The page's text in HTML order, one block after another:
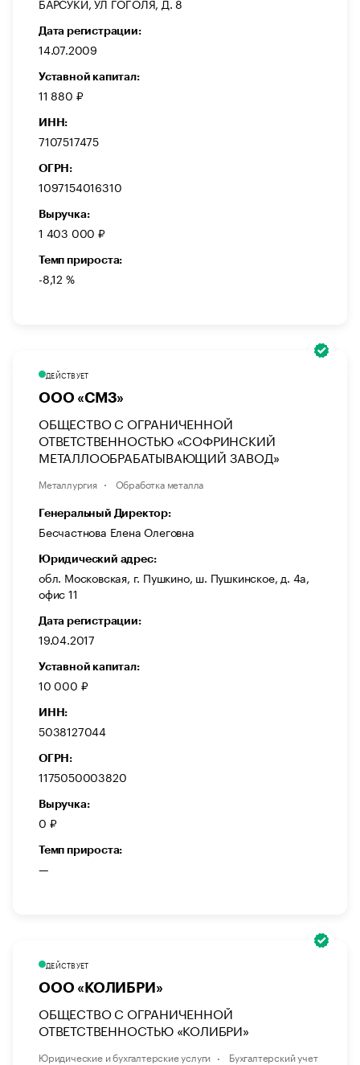
Дата регистрации:
14.07.2009
Уставной капитал:
11 880 ₽
ИНН:
7107517475
ОГРН:
1097154016310
Выручка:
1 403 000 ₽
Темп прироста:
-8,12 %
ДЕЙСТВУЕТ
ООО «СМЗ»
ОБЩЕСТВО С ОГРАНИЧЕННОЙ
ОТВЕТСТВЕННОСТЬЮ «СОФРИНСКИЙ
МЕТАЛЛООБРАБАТЫВАЮЩИЙ ЗАВОД»
Металлургия Обработка металла
Генеральный Директор:
Бесчастнова Елена Олеговна
Юридический адрес:
обл. Московская, г. Пушкино, ш. Пушкинское, д. 4а,
офис 11
Дата регистрации:
19.04.2017
Уставной капитал:
10 000 ₽
ИНН:
5038127044
ОГРН:
1175050003820
Выручка:
0 ₽
Темп прироста:
—
ДЕЙСТВУЕТ
ООО «КОЛИБРИ»
ОБЩЕСТВО С ОГРАНИЧЕННОЙ
ОТВЕТСТВЕННОСТЬЮ «КОЛИБРИ»
Юридические и бухгалтерские услуги Бухгалтерский учет